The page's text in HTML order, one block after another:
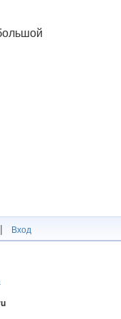
| Вход